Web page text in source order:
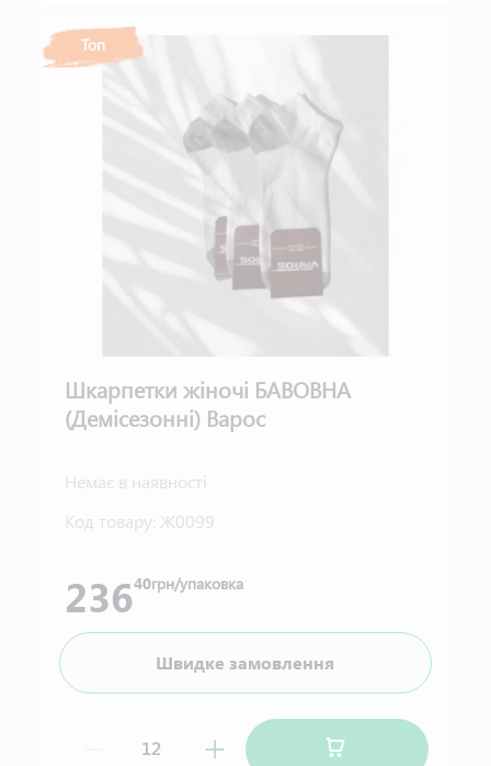
Топ
Шкарпетки жіночі БАВОВНА
(Демісезонні) Варос
Немає в наявності
Код товару: Ж0099
23640грн/упаковка
Швидке замовлення